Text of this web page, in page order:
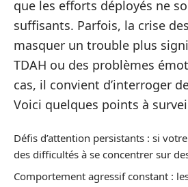
que les efforts déployés ne
suffisants. Parfois, la crise
masquer un trouble plus
TDAH ou des problèmes
cas, il convient d’interroger
Voici quelques points à
Défis d’attention persistants : si
des difficultés à se concentrer sur
Comportement agressif constant :